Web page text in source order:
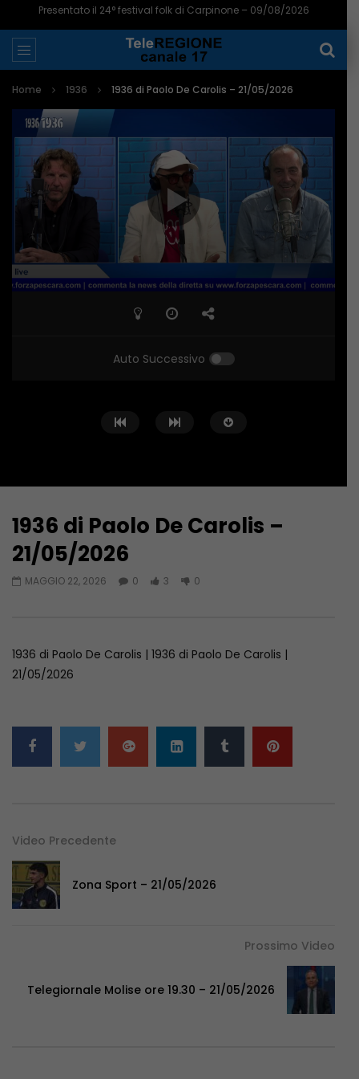
Presentato il 24° festival folk di Carpinone – 09/08/2026
Home 1936 1936 di Paolo De Carolis – 21/05/2026
Auto Successivo
34:57
1936 di Paolo De Carolis –
28/05/2026
1936 di Paolo De Carolis –
21/05/2026
MAGGIO 22, 2026 0 3 0
1936 di Paolo De Carolis | 1936 di Paolo De Carolis |
21/05/2026
Video Precedente
Zona Sport – 21/05/2026
Prossimo Video
Telegiornale Molise ore 19.30 – 21/05/2026